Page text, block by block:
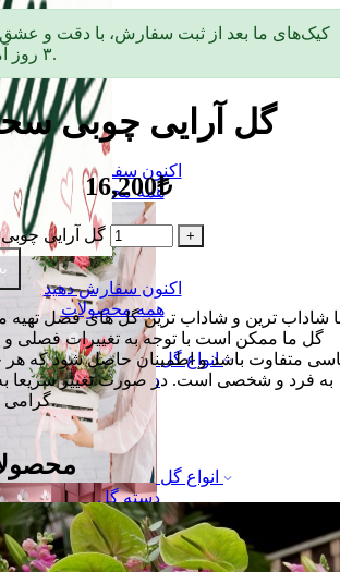
اکنون سفارش دهید
همه محصولات
انواع گل
دسته گل
جعبه هدیه
اکنون سفارش دهید
همه محصولات
انواع گل
دسته گل
۳ روز آماده می‌شن.
گل آرایی چوبی سحر
16,200₺
گل آرایی چوبی
شاداب ترین و شاداب ترین گل های فصل تهیه
گل ما ممکن است با توجه به تغییرات فصلی و
متفاوت باشد و اطمینان حاصل شود که هر
به فرد و شخصی است. در صورت تغییر سریعا
گرامی اطلاع می دهیم.